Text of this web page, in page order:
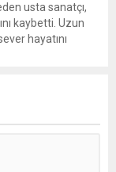
usta sanatçı,
kaybetti. Uzun
hayatını